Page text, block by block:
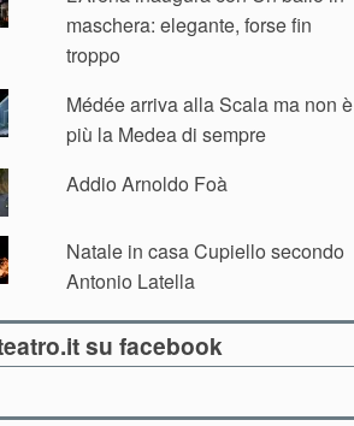
maschera: elegante, forse fin
troppo
Médée arriva alla Scala ma non è
più la Medea di sempre
Addio Arnoldo Foà
Natale in casa Cupiello secondo
Antonio Latella
su facebook